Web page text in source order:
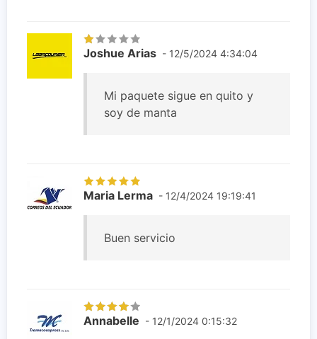
Joshue Arias - 12/5/2024 4:34:04
Mi paquete sigue en quito y
soy de manta
Maria Lerma - 12/4/2024 19:19:41
Buen servicio
Annabelle - 12/1/2024 0:15:32